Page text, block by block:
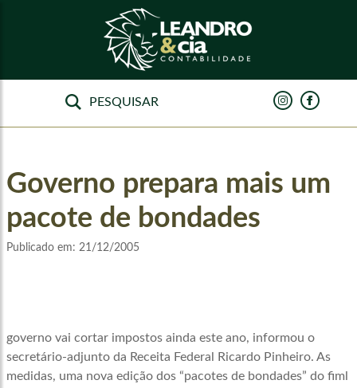
Governo prepara mais um
pacote de bondades
Publicado em: 21/12/2005
governo vai cortar impostos ainda este ano, informou o
secretário-adjunto da Receita Federal Ricardo Pinheiro. As
medidas, uma nova edição dos “pacotes de bondades” do fiml